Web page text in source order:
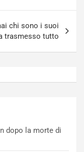
chi sono i suoi
trasmesso tutto
dopo la morte di